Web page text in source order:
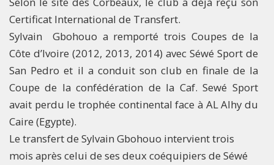
Certificat International de Transfert.
Sylvain Gbohouo a remporté trois Coupes de la
Côte d’Ivoire (2012, 2013, 2014) avec Séwé Sport de
San Pedro et il a conduit son club en finale de la
Coupe de la confédération de la Caf. Sewé Sport
avait perdu le trophée continental face à AL Alhy du
Caire (Egypte).
Le transfert de Sylvain Gbohouo intervient trois
mois après celui de ses deux coéquipiers de Séwé